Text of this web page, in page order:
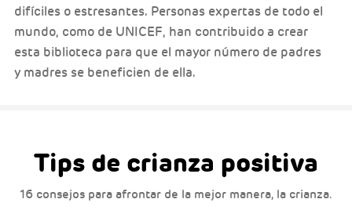
difíciles o estresantes. Personas expertas de todo el
mundo, como de UNICEF, han contribuido a crear
esta biblioteca para que el mayor número de padres
y madres se beneficien de ella.
Tips de crianza positiva
16 consejos para afrontar de la mejor manera, la crianza.